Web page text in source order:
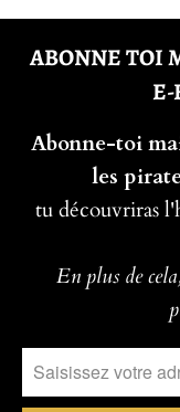
ABONNE TOI
E-
Abonne-toi
les
tu découvriras
En plus de